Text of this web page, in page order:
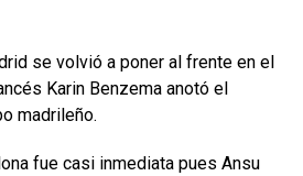
se volvió a poner al frente en el
Karin Benzema anotó el
madrileño.
fue casi inmediata pues Ansu